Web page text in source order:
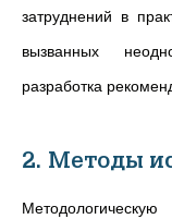
затруднений в
вызванных
разработка
2. Методы